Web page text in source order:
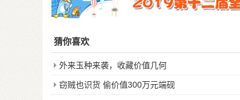
猜你喜欢
外来玉种来袭，收藏价值几何
窃贼也识货 偷价值300万元端砚